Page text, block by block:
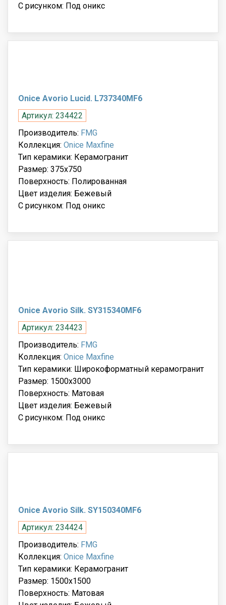
С рисунком: Под оникс
Onice Avorio Lucid. L737340MF6
Артикул: 234422
Производитель: FMG
Коллекция: Onice Maxfine
Тип керамики: Керамогранит
Размер: 375x750
Поверхность: Полированная
Цвет изделия: Бежевый
С рисунком: Под оникс
Onice Avorio Silk. SY315340MF6
Артикул: 234423
Производитель: FMG
Коллекция: Onice Maxfine
Тип керамики: Широкоформатный керамогранит
Размер: 1500x3000
Поверхность: Матовая
Цвет изделия: Бежевый
С рисунком: Под оникс
Onice Avorio Silk. SY150340MF6
Артикул: 234424
Производитель: FMG
Коллекция: Onice Maxfine
Тип керамики: Керамогранит
Размер: 1500x1500
Поверхность: Матовая